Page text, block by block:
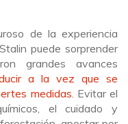
de la experiencia
puede sorprender
grandes avances
a la vez que se
medidas . Evitar el
el cuidado y